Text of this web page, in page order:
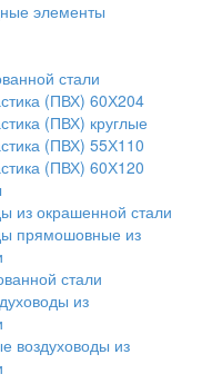
элементы
стали
(ПВХ) 60Х204
(ПВХ) круглые
(ПВХ) 55Х110
(ПВХ) 60Х120
из окрашенной стали
прямошовные из
стали
из
воздуховоды из